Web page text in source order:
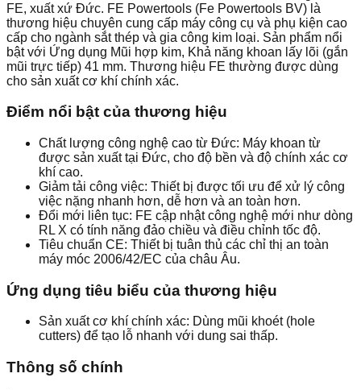
FE, xuất xứ Đức. FE Powertools (Fe Powertools BV) là
thương hiệu chuyên cung cấp máy công cụ và phụ kiện cao
cấp cho ngành sắt thép và gia công kim loại. Sản phẩm nổi
bật với Ứng dụng Mũi hợp kim, Khả năng khoan lấy lõi (gắn
mũi trực tiếp) 41 mm. Thương hiệu FE thường được dùng
cho sản xuất cơ khí chính xác.
Điểm nổi bật của thương hiệu
Chất lượng công nghệ cao từ Đức: Máy khoan từ
được sản xuất tại Đức, cho độ bền và độ chính xác cơ
khí cao.
Giảm tải công việc: Thiết bị được tối ưu để xử lý công
việc nặng nhanh hơn, dễ hơn và an toàn hơn.
Đổi mới liên tục: FE cập nhật công nghệ mới như dòng
RL X có tính năng đảo chiều và điều chỉnh tốc độ.
Tiêu chuẩn CE: Thiết bị tuân thủ các chỉ thị an toàn
máy móc 2006/42/EC của châu Âu.
Ứng dụng tiêu biểu của thương hiệu
Sản xuất cơ khí chính xác: Dùng mũi khoét (hole
cutters) để tạo lỗ nhanh với dung sai thấp.
Thông số chính